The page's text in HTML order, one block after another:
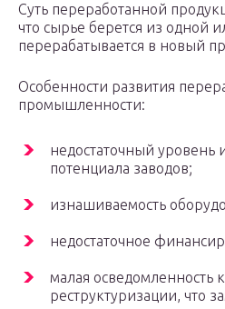
Суть переработанной
что сырье берется из одной
перерабатывается в новый
Особенности развития
промышленности:
недостаточный уровень
потенциала заводов;
изнашиваемость
недостаточное
малая осведомленность
реструктуризации, что